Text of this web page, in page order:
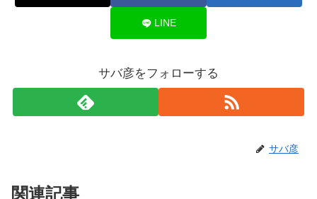
LINE
サバ彦をフォローする
サバ彦
関連記事